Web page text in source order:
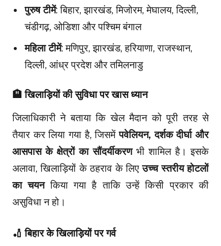
पुरुष टीमें: बिहार, झारखंड, मिजोरम, मेघालय, दिल्ली,
चंडीगढ़, ओडिशा और पश्चिम बंगाल
महिला टीमें: मणिपुर, झारखंड, हरियाणा, राजस्थान,
दिल्ली, आंध्र प्रदेश और तमिलनाडु
🏨खिलाड़ियों की सुविधा पर खास ध्यान
जिलाधिकारी ने बताया कि खेल मैदान को पूरी तरह से
तैयार कर लिया गया है, जिसमेंपवेलियन, दर्शक दीर्घा और
आसपास के क्षेत्रों का सौंदर्यीकरणभी शामिल है। इसके
अलावा, खिलाड़ियों के ठहराव के लिएउच्च स्तरीय होटलों
का चयनकिया गया है ताकि उन्हें किसी प्रकार की
असुविधा न हो।
🏏बिहार के खिलाड़ियों पर गर्व